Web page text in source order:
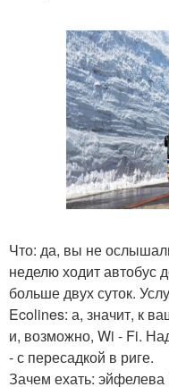
Что: да, вы не
неделю ходит автобус
больше двух суток.
Ecolines: а, значит, к
и, возможно, Wi - Fi.
- с пересадкой в риге.
Зачем ехать: